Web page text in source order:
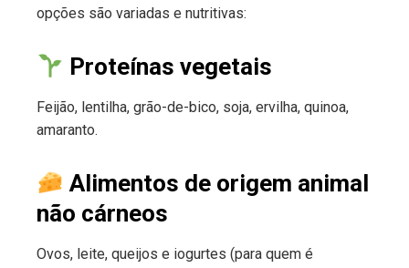
opções são variadas e nutritivas:
Proteínas vegetais
Feijão, lentilha, grão-de-bico, soja, ervilha, quinoa,
amaranto.
Alimentos de origem animal
não cárneos
Ovos, leite, queijos e iogurtes (para quem é